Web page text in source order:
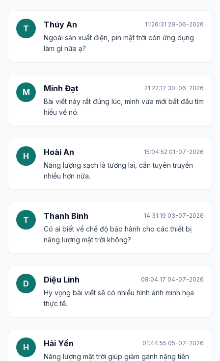
T Thúy An 11:26:31 29-06-2026
Ngoài sản xuất điện, pin mặt trời còn ứng dụng
làm gì nữa ạ?
M Minh Đạt 21:22:12 30-06-2026
Bài viết này rất đúng lúc, mình vừa mới bắt đầu tìm
hiểu về nó.
H Hoài An 15:04:52 01-07-2026
Năng lượng sạch là tương lai, cần tuyên truyền
nhiều hơn nữa.
T Thanh Bình 14:31:19 03-07-2026
Có ai biết về chế độ bảo hành cho các thiết bị
năng lượng mặt trời không?
D Diệu Linh 08:04:17 04-07-2026
Hy vọng bài viết sẽ có nhiều hình ảnh minh họa
thực tế.
H Hải Yến 01:44:55 05-07-2026
Năng lượng mặt trời giúp giảm gánh nặng tiền